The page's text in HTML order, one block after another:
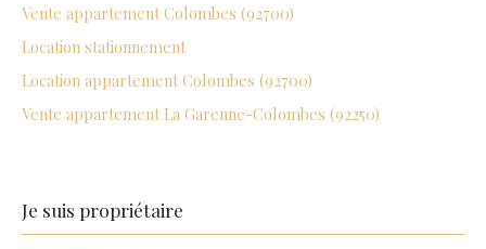
Vente appartement Colombes (92700)
Location stationnement
Location appartement Colombes (92700)
Vente appartement La Garenne-Colombes (92250)
Je suis propriétaire